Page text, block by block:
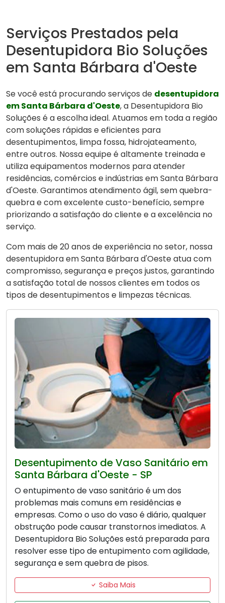
Serviços Prestados pela
Desentupidora Bio Soluções
em Santa Bárbara d'Oeste
Se você está procurando serviços de desentupidora
em Santa Bárbara d'Oeste, a Desentupidora Bio
Soluções é a escolha ideal. Atuamos em toda a região
com soluções rápidas e eficientes para
desentupimentos, limpa fossa, hidrojateamento,
entre outros. Nossa equipe é altamente treinada e
utiliza equipamentos modernos para atender
residências, comércios e indústrias em Santa Bárbara
d'Oeste. Garantimos atendimento ágil, sem quebra-
quebra e com excelente custo-benefício, sempre
priorizando a satisfação do cliente e a excelência no
serviço.
Com mais de 20 anos de experiência no setor, nossa
desentupidora em Santa Bárbara d'Oeste atua com
compromisso, segurança e preços justos, garantindo
a satisfação total de nossos clientes em todos os
tipos de desentupimentos e limpezas técnicas.
Desentupimento de Vaso Sanitário em
Santa Bárbara d'Oeste - SP
O entupimento de vaso sanitário é um dos
problemas mais comuns em residências e
empresas. Como o uso do vaso é diário, qualquer
obstrução pode causar transtornos imediatos. A
Desentupidora Bio Soluções está preparada para
resolver esse tipo de entupimento com agilidade,
segurança e sem quebra de pisos.
Saiba Mais